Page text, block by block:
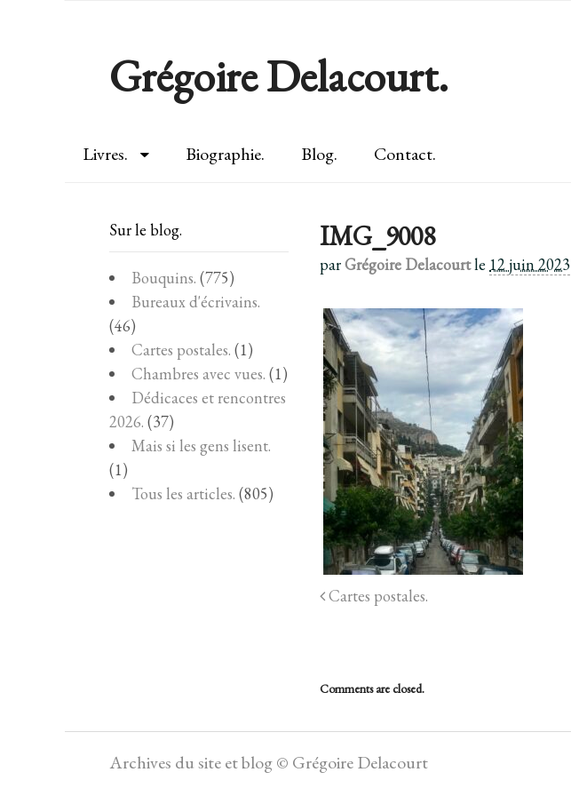
Grégoire Delacourt.
Livres. Biographie. Blog. Contact.
IMG_9008
parGrégoire Delacourtle 12 juin 2023
Cartes postales.
Comments are closed.
Sur le blog.
Bouquins. (775)
Bureaux d'écrivains.
(46)
Cartes postales. (1)
Chambres avec vues. (1)
Dédicaces et rencontres
2026. (37)
Mais si les gens lisent.
(1)
Tous les articles. (805)
Archives du site et blog © Grégoire Delacourt